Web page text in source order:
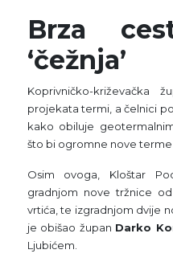
Brza
‘čežnja’
Koprivničko-križevačka
projekata termi, a čelnici
kako obiluje
što bi ogromne nove
Osim ovoga, Kloštar
gradnjom nove tržnice od
vrtića, te izgradnjom dvije
je obišao župan Darko
Ljubićem.